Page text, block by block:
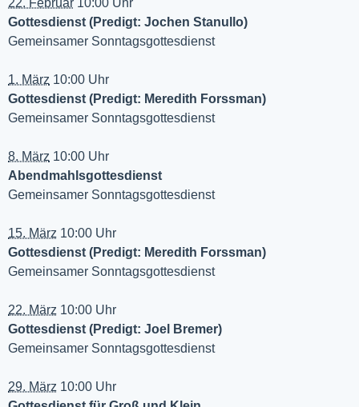
22. Februar 10:00 Uhr
Gottesdienst (Predigt: Jochen Stanullo)
Gemeinsamer Sonntagsgottesdienst
1. März 10:00 Uhr
Gottesdienst (Predigt: Meredith Forssman)
Gemeinsamer Sonntagsgottesdienst
8. März 10:00 Uhr
Abendmahlsgottesdienst
Gemeinsamer Sonntagsgottesdienst
15. März 10:00 Uhr
Gottesdienst (Predigt: Meredith Forssman)
Gemeinsamer Sonntagsgottesdienst
22. März 10:00 Uhr
Gottesdienst (Predigt: Joel Bremer)
Gemeinsamer Sonntagsgottesdienst
29. März 10:00 Uhr